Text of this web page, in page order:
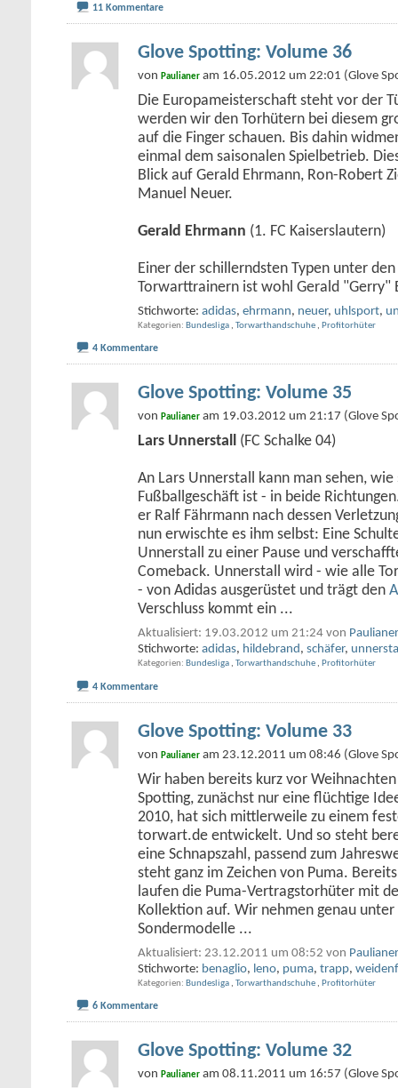
11 Kommentare
Glove Spotting: Volume 36
von Paulianer am 16.05.2012 um 22:01 (Glove
Die Europameisterschaft steht vor der
werden wir den Torhütern bei diesem
auf die Finger schauen. Bis dahin
einmal dem saisonalen Spielbetrieb.
Blick auf Gerald Ehrmann, Ron-Robert
Manuel Neuer.
Gerald Ehrmann (1. FC Kaiserslautern)
Einer der schillerndsten Typen unter
Torwarttrainern ist wohl Gerald "Gerry"
Stichworte: adidas, ehrmann, neuer, uhlsport,
Kategorien Bundesliga , Torwarthandschuhe , Profitorhüter
4 Kommentare
Glove Spotting: Volume 35
von Paulianer am 19.03.2012 um 21:17 (Glove
Lars Unnerstall (FC Schalke 04)
An Lars Unnerstall kann man sehen, wie
Fußballgeschäft ist - in beide
er Ralf Fährmann nach dessen
nun erwischte es ihm selbst: Eine
Unnerstall zu einer Pause und
Comeback. Unnerstall wird - wie alle
- von Adidas ausgerüstet und trägt den
Verschluss kommt ein ...
Aktualisiert: 19.03.2012 um 21:24 von Paulianer
Stichworte: adidas, hildebrand, schäfer,
Kategorien Bundesliga , Torwarthandschuhe , Profitorhüter
4 Kommentare
Glove Spotting: Volume 33
von Paulianer am 23.12.2011 um 08:46 (Glove
Wir haben bereits kurz vor
Spotting, zunächst nur eine flüchtige
2010, hat sich mittlerweile zu einem
torwart.de entwickelt. Und so steht
eine Schnapszahl, passend zum
steht ganz im Zeichen von Puma.
laufen die Puma-Vertragstorhüter mit
Kollektion auf. Wir nehmen genau unter
Sondermodelle ...
Aktualisiert: 23.12.2011 um 08:52 von Paulianer
Stichworte: benaglio, leno, puma, trapp,
Kategorien Bundesliga , Torwarthandschuhe , Profitorhüter
6 Kommentare
Glove Spotting: Volume 32
von Paulianer am 08.11.2011 um 16:57 (Glove